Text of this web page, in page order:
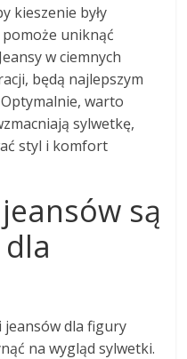
kieszenie były
pomoże uniknąć
w ciemnych
będą najlepszym
warto
sylwetkę,
styl i komfort
są
dla figury
na wygląd sylwetki.